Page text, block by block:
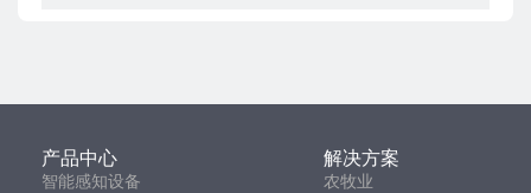
产品中心 解决方案
智能感知设备
农牧业